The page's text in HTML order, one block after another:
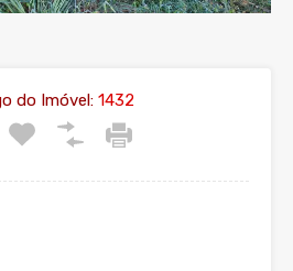
do Imóvel: 1432